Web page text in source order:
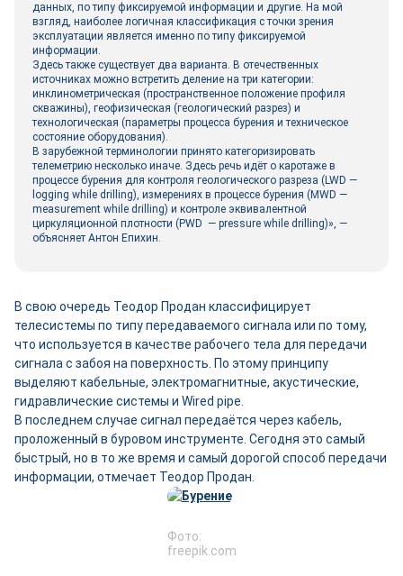
данных, по типу фиксируемой информации и другие. На мой
взгляд, наиболее логичная классификация с точки зрения
эксплуатации является именно по типу фиксируемой
информации.
Здесь также существует два варианта. В отечественных
источниках можно встретить деление на три категории:
инклинометрическая (пространственное положение профиля
скважины), геофизическая (геологический разрез) и
технологическая (параметры процесса бурения и техническое
состояние оборудования).
В зарубежной терминологии принято категоризировать
телеметрию несколько иначе. Здесь речь идёт о каротаже в
процессе бурения для контроля геологического разреза (LWD —
logging while drilling), измерениях в процессе бурения (MWD —
measurement while drilling) и контроле эквивалентной
циркуляционной плотности (PWD — pressure while drilling)», —
объясняет Антон Епихин.
В свою очередь Теодор Продан классифицирует
телесистемы по типу передаваемого сигнала или по тому,
что используется в качестве рабочего тела для передачи
сигнала с забоя на поверхность. По этому принципу
выделяют кабельные, электромагнитные, акустические,
гидравлические системы и Wired pipe.
В последнем случае сигнал передаётся через кабель,
проложенный в буровом инструменте. Сегодня это самый
быстрый, но в то же время и самый дорогой способ передачи
информации, отмечает Теодор Продан.
Фото:
freepik.com